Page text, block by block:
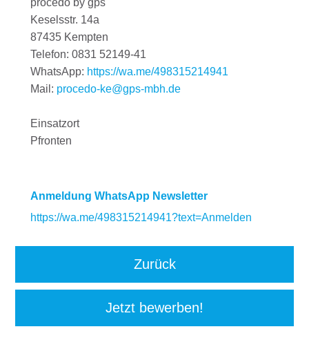
procedo by gps
Keselsstr. 14a
87435 Kempten
Telefon: 0831 52149-41
WhatsApp: https://wa.me/498315214941
Mail: procedo-ke@gps-mbh.de
Einsatzort
Pfronten
Anmeldung WhatsApp Newsletter
https://wa.me/498315214941?text=Anmelden
Zurück
Jetzt bewerben!